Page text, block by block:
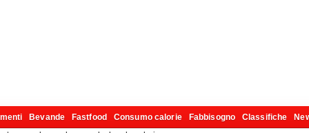
Bevande Fastfood Consumo calorie Fabbisogno Classifiche